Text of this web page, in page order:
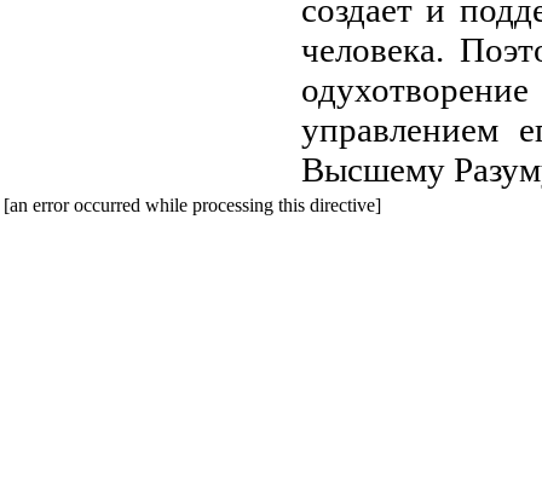
создает и
человека.
управлением
Высшему
[an error occurred while processing this directive]